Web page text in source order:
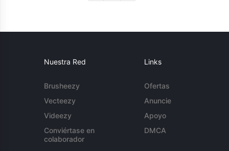
Nuestra Red
Brusheezy
Vecteezy
Videezy
Conviértase en
colaborador
Links
Ofertas
Anuncie
Apoyo
DMCA